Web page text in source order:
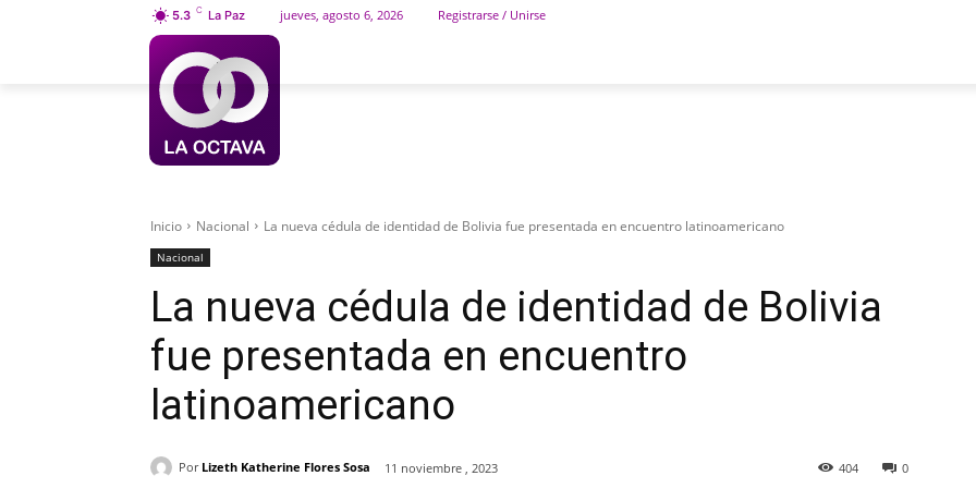
5.3 C La Paz jueves, agosto 6, 2026 Registrarse / Unirse
Inicio Nacional La nueva cédula de identidad de Bolivia fue presentada en encuentro latinoamericano
Nacional
La nueva cédula de identidad de Bolivia
fue presentada en encuentro
latinoamericano
Por Lizeth Katherine Flores Sosa 11 noviembre , 2023 0
404